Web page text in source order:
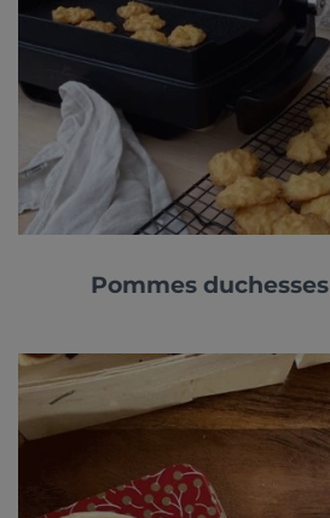
Pommes